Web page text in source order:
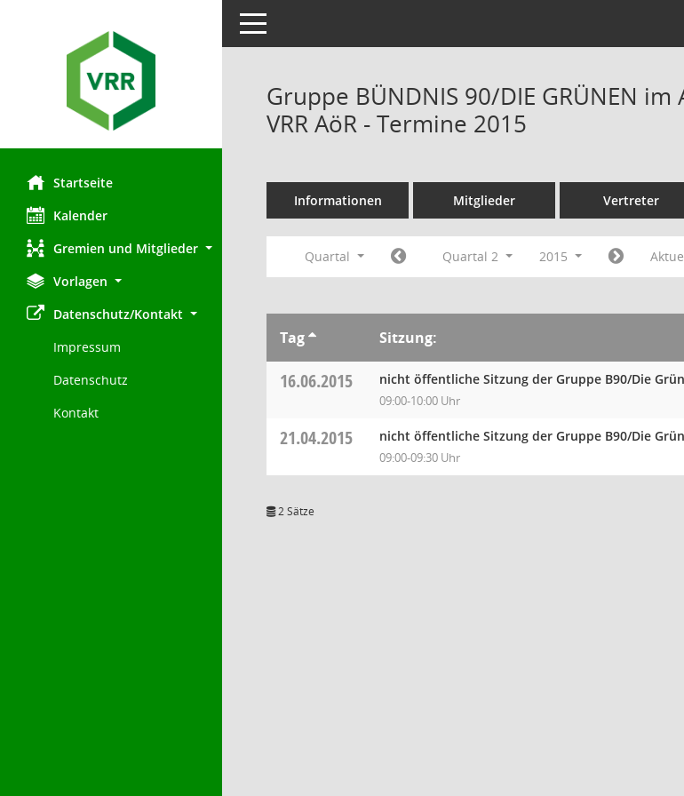
Startseite
Kalender
Gremien und Mitglieder
Vorlagen
Datenschutz/Kontakt
Impressum
Datenschutz
Kontakt
Toggle navigation
Gruppe BÜNDNIS 90/DIE GRÜNEN
VRR AöR - Termine 2015
Informationen Mitglieder Vertreter
Quartal Quartal 2 2015
Tag Sitzung:
16.06.2015 nicht öffentliche Sitzung der Gruppe B90/Die
09:00-10:00 Uhr
21.04.2015 nicht öffentliche Sitzung der Gruppe B90/Die
09:00-09:30 Uhr
2 Sätze